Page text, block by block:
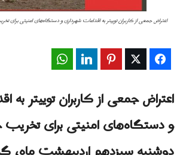
اعتراض جمعی از کاربران توییتر به اقدامات شهرداری و دستگاه‌های امنیتی برای
Facebook
Twitter
Pinterest
LinkedIn
اعتراض جمعی از کاربران توییتر به
و دستگاه‌های امنیتی برای تخریب